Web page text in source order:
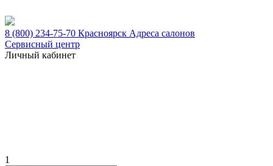
8 (800) 234-75-70 Красноярск Адреса салонов
Сервисный центр
Личный кабинет
1